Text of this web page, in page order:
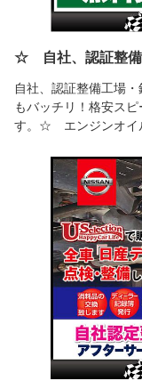
☆ 自社、認証整
自社、認証整備工場
もバッチリ！格安ス
す。☆ エンジンオイ